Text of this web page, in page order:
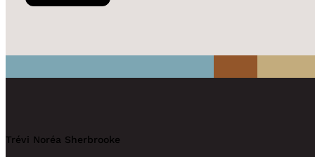
Trévi Noréa Sherbrooke